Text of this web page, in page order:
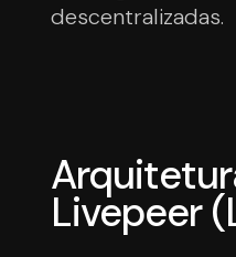
descentralizadas.
Livepeer